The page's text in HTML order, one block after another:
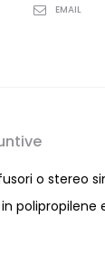
EMAIL
o stereo
polipropilene